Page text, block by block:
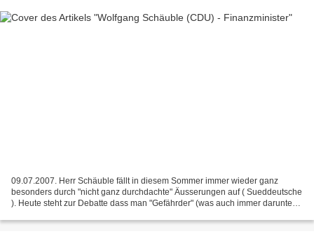
09.07.2007. Herr Schäuble fällt in diesem Sommer immer wieder ganz
besonders durch "nicht ganz durchdachte" Äusserungen auf ( Sueddeutsche
). Heute steht zur Debatte dass man "Gefährder" (was auch immer darunter